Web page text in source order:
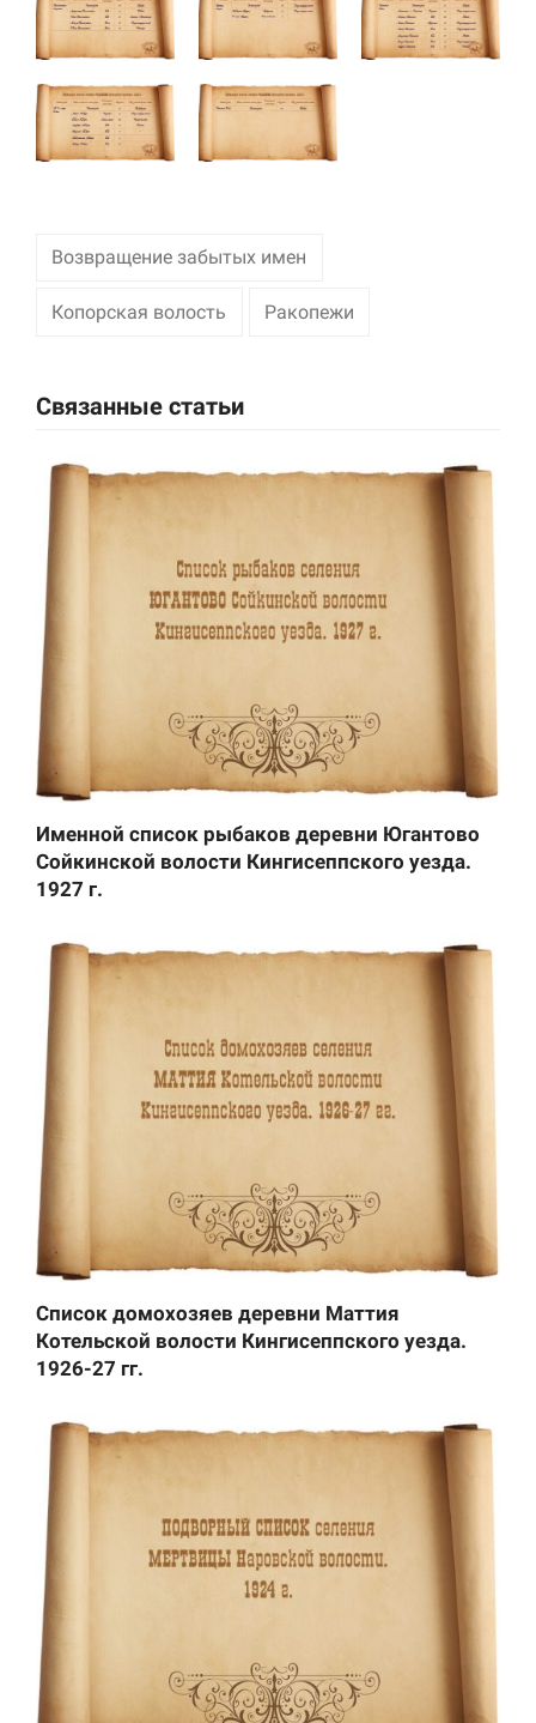
Возвращение забытых имен
Копорская волость Ракопежи
Связанные статьи
Именной список рыбаков деревни Югантово
Сойкинской волости Кингисеппского уезда.
1927 г.
Список домохозяев деревни Маттия
Котельской волости Кингисеппского уезда.
1926-27 гг.
приведет к
исчезновению
некоторых функций
сайта.
Маркетинг
вероятность того, что